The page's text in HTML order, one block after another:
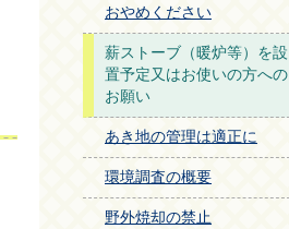
おやめください
薪ストーブ（暖炉等）を設
置予定又はお使いの方への
お願い
あき地の管理は適正に
環境調査の概要
野外焼却の禁止